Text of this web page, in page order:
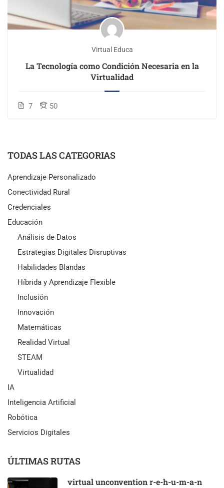
Virtual Educa
La Tecnología como Condición Necesaria en la
Virtualidad
7 50
TODAS LAS CATEGORIAS
Aprendizaje Personalizado
Conectividad Rural
Credenciales
Educación
Análisis de Datos
Estrategias Digitales Disruptivas
Habilidades Blandas
Híbrida y Aprendizaje Flexible
Inclusión
Innovación
Matemáticas
Realidad Virtual
STEAM
Virtualidad
IA
Inteligencia Artificial
Robótica
Servicios Digitales
ÚLTIMAS RUTAS
virtual unconvention r-e-h-u-m-a-n